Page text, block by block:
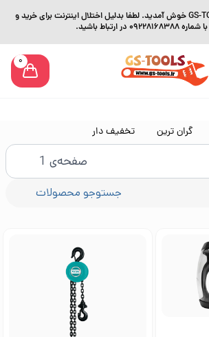
به وبسایت فروشگاه GS-TOOLS خوش آمدید. لطفا بدلیل اختلال اینترنت برای خرید و
در ارتباط باشید.
0
گران ترین تخفیف دار